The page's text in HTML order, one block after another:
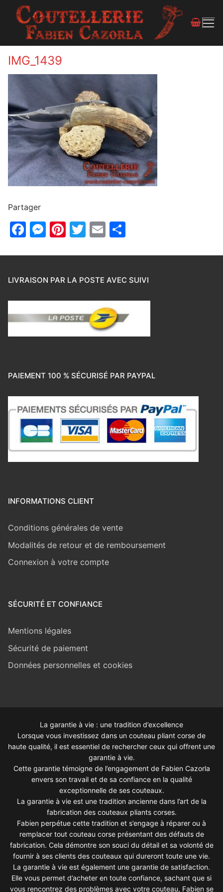
IMG_1439
Partager
Facebook
Messenger
Pinterest
Twitter
Email
LIVRAISON PAR LA POSTE AVEC SUIVI
PAIEMENT 100 % SÉCURISÉ PAR PAYPAL
INFORMATIONS CLIENT
Conditions générales de vente
Modalités de retour et de remboursement
Connexion à votre compte
SÉCURITÉ ET CONFIANCE
Mentions légales
Sécurité de paiement
Données personnelles et cookies
La garantie à vie : une tradition d’excellence
Lorsque vous investissez dans un couteau pliant corse de
haute qualité, il est essentiel de rechercher ceux qui offrent une
garantie à vie.
Cette garantie témoigne de l’engagement de Fabien Cazorla
envers son travail et de sa confiance en la qualité
exceptionnelle de ses couteaux.
La garantie à vie est une tradition ancienne dans l’art de la
fabrication des couteaux pliants corses.
Fabien perpétue cette tradition et s’engage à réparer ou à
remplacer tout couteau corse présentant des défauts de
fabrication. Cela démontre son souci du détail et sa volonté de
fournir à ses clients des couteaux qui dureront toute une vie.
La garantie à vie est également une garantie de satisfaction.
Elle vous permet d’acheter en toute confiance, sachant que si
vous rencontrez des problèmes avec votre couteau, Fabien se